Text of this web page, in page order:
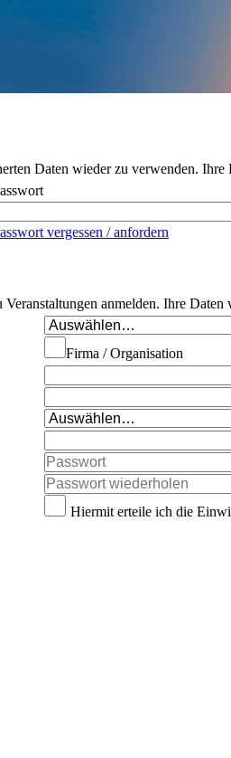
Daten wieder zu verwenden.
vergessen / anfordern
anmelden. Ihre
Firma / Organisation
Hiermit erteile ich die